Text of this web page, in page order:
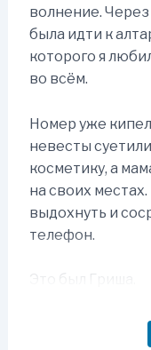
волнение.
была идти к
которого я
во всём.
Номер уже
невесты
косметику, а
на своих
выдохнуть и
телефон.
Это был Гриша.
— У нас